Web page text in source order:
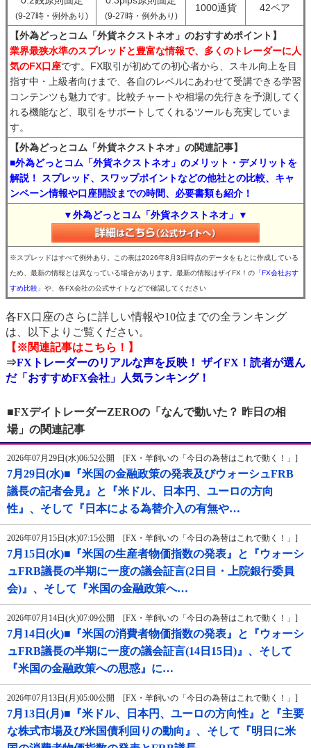
(9-27時・例外あり) (9-27時・例外あり)
1000通貨 42ペア
【外為どっとコム「外貨ネクストネオ」のおすすめポイント】
業界最狭水準のスプレッドと豊富な情報で、多くのトレーダーに人
気のFX口座です。FX取引が初めての初心者から、スキル向上を目
指す中・上級者向けまで、各自のレベルにあわせて受講できる学習
コンテンツも魅力です。比較チャートや相場の先行きを予測してく
れる機能など、取引をサポートしてくれるツールも充実していま
す。
【外為どっとコム「外貨ネクストネオ」の関連記事】
■外為どっとコム「外貨ネクストネオ」のメリット・デメリットを
解説！ スプレッド、スワップポイントなどの他社との比較、キャ
ンペーン情報や口座開設までの時間、必要書類も紹介！
▼外為どっとコム「外貨ネクストネオ」▼
※スプレッドはすべて例外あり。この表は2026年8月3日時点のデータをもとに作成している
ため、最新の情報とは異なっている場合があります。最新の情報はザイFX！の 「FX会社おす
すめ比較」 や、各FX会社の公式サイトなどで確認してください
各FX口座のさらに詳しい情報や10位までの全ランキング
は、以下よりご覧ください。
【※関連記事はこちら！】
⇒FXトレーダーのリアルな声を反映！ ザイFX！読者が選ん
だ「おすすめFX会社」人気ランキング！
■FXデイトレーダーZEROの「なんで動いた？ 昨日の相
場」の関連記事
2026年07月29日(水)06:52公開 [FX・羊飼いの「今日の為替はこれで動く！」]
7月29日(水)■『米国の金融政策の発表及びウォーシュFRB
議長の記者会見』と『米ドル、日本円、ユーロの方向
性』、そして『日本による為替介入の有無や…
2026年07月15日(水)07:15公開 [FX・羊飼いの「今日の為替はこれで動く！」]
7月15日(水)■『米国の生産者物価指数の発表』と『ウォーシ
ュFRB議長の半期に一度の議会証言(2日目・上院銀行委員
会)』、そして『米国の金融政策へ…
2026年07月14日(火)07:09公開 [FX・羊飼いの「今日の為替はこれで動く！」]
7月14日(火)■『米国の消費者物価指数の発表』と『ウォーシ
ュFRB議長の半期に一度の議会証言(14日15日)』、そして
『米国の金融政策への思惑』に…
2026年07月13日(月)05:00公開 [FX・羊飼いの「今日の為替はこれで動く！」]
7月13日(月)■『米ドル、日本円、ユーロの方向性』と『主要
な株式市場及び米国債利回りの動向』、そして『明日に米